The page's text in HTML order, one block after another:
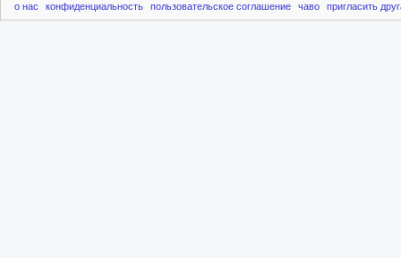
о нас конфиденциальность пользовательское соглашение чаво пригласить